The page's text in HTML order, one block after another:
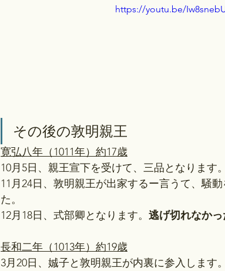
https://youtu.be/
その後の敦明親王
寛弘八年（1011年）約17歳
10月5日、親王宣下を受けて、三品となります。
11月24日、敦明親王が出家するー言うて、騒
た。
12月18日、式部卿となります。 逃げ切れなかっ
長和二年（1013年）約19歳
3月20日、娍子と敦明親王が内裏に参入します。